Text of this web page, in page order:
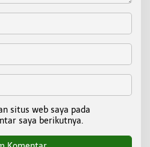
situs web saya pada
saya berikutnya.